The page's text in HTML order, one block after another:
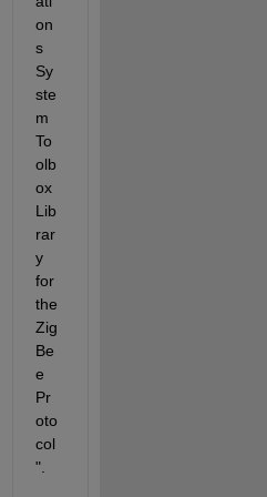
on
s
Sy
ste
m
To
olb
ox
Lib
rar
y
for
the
Zig
Be
e
Pr
oto
col
".